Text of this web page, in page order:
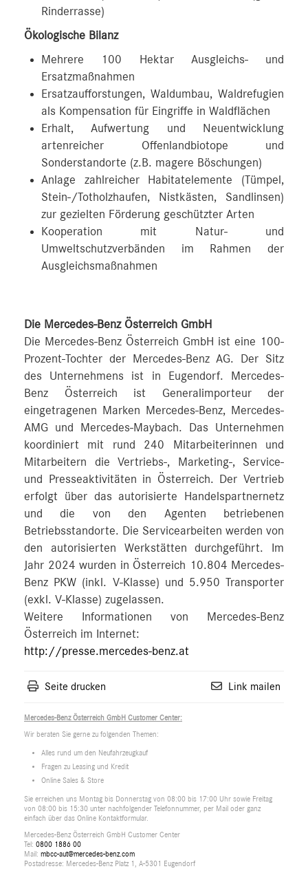
Rinderrasse)
Ökologische Bilanz
Mehrere 100 Hektar Ausgleichs- und
Ersatzmaßnahmen
Ersatzaufforstungen, Waldumbau, Waldrefugien
als Kompensation für Eingriffe in Waldflächen
Erhalt, Aufwertung und Neuentwicklung
artenreicher Offenlandbiotope und
Sonderstandorte (z.B. magere Böschungen)
Anlage zahlreicher Habitatelemente (Tümpel,
Stein-/Totholzhaufen, Nistkästen, Sandlinsen)
zur gezielten Förderung geschützter Arten
Kooperation mit Natur- und
Umweltschutzverbänden im Rahmen der
Ausgleichsmaßnahmen
Die Mercedes-Benz Österreich GmbH
Die Mercedes-Benz Österreich GmbH ist eine 100-
Prozent-Tochter der Mercedes-Benz AG. Der Sitz
des Unternehmens ist in Eugendorf. Mercedes-
Benz Österreich ist Generalimporteur der
eingetragenen Marken Mercedes-Benz, Mercedes-
AMG und Mercedes-Maybach. Das Unternehmen
koordiniert mit rund 240 Mitarbeiterinnen und
Mitarbeitern die Vertriebs-, Marketing-, Service-
und Presseaktivitäten in Österreich. Der Vertrieb
erfolgt über das autorisierte Handelspartnernetz
und die von den Agenten betriebenen
Betriebsstandorte. Die Servicearbeiten werden von
den autorisierten Werkstätten durchgeführt. Im
Jahr 2024 wurden in Österreich 10.804 Mercedes-
Benz PKW (inkl. V-Klasse) und 5.950 Transporter
(exkl. V-Klasse) zugelassen.
Weitere Informationen von Mercedes-Benz
Österreich im Internet:
http://presse.mercedes-benz.at
Seite drucken Link mailen
Mercedes-Benz Österreich GmbH Customer Center:
Wir beraten Sie gerne zu folgenden Themen:
Alles rund um den Neufahrzeugkauf
Fragen zu Leasing und Kredit
Online Sales & Store
Sie erreichen uns Montag bis Donnerstag von 08:00 bis 17:00 Uhr sowie Freitag
von 08:00 bis 15:30 unter nachfolgender Telefonnummer, per Mail oder ganz
einfach über das Online Kontaktformular.
Mercedes-Benz Österreich GmbH Customer Center
Tel: 0800 1886 00
Mail: mbcc-aut@mercedes-benz.com
Postadresse: Mercedes-Benz Platz 1, A-5301 Eugendorf